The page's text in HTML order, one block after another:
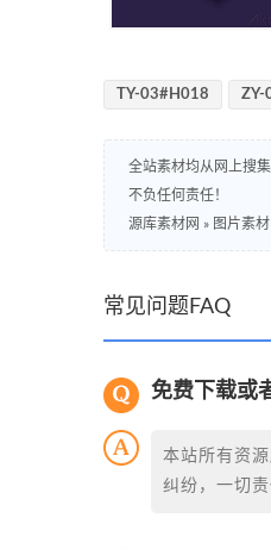
TY-03#H018 ZY-
全站素材均从网上搜
不负任何责任！
源库素材网 » 图片素
常见问题FAQ
免费下载或
本站所有资
纠纷，一切